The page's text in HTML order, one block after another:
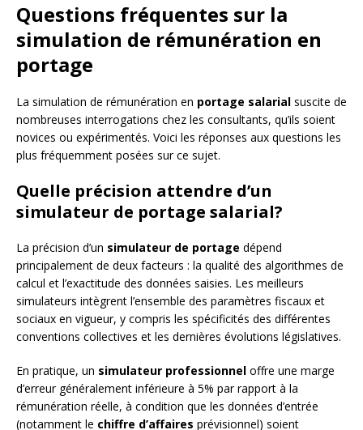
Questions fréquentes sur la
simulation de rémunération en
portage
La simulation de rémunération en portage salarial suscite de
nombreuses interrogations chez les consultants, qu’ils soient
novices ou expérimentés. Voici les réponses aux questions les
plus fréquemment posées sur ce sujet.
Quelle précision attendre d’un
simulateur de portage salarial?
La précision d’un simulateur de portage dépend
principalement de deux facteurs : la qualité des algorithmes de
calcul et l’exactitude des données saisies. Les meilleurs
simulateurs intègrent l’ensemble des paramètres fiscaux et
sociaux en vigueur, y compris les spécificités des différentes
conventions collectives et les dernières évolutions législatives.
En pratique, un simulateur professionnel offre une marge
d’erreur généralement inférieure à 5% par rapport à la
rémunération réelle, à condition que les données d’entrée
(notamment le chiffre d’affaires prévisionnel) soient